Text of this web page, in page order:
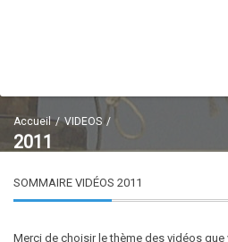
Accueil VIDEOS
2011
SOMMAIRE VIDÉOS 2011
Merci de choisir le thème des vidéos